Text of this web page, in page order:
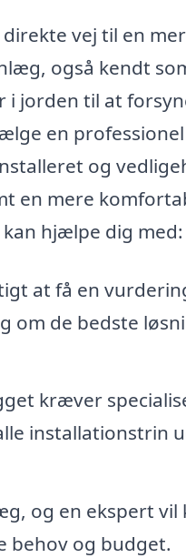
vej til en
også kendt
i jorden til at
en professionel
og
en mere
hjælpe dig med:
at få en
om de bedste
kræver
installationstrin
og en ekspert vil
behov og budget.